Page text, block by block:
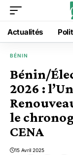
Actualités
BÉNIN
Bénin/
2026 :
le
CENA
15 Avril 2025